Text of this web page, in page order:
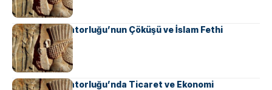
Sasani İmparatorluğu’nun Çöküşü ve İslam Fethi
Sasani İmparatorluğu’nda Ticaret ve Ekonomi